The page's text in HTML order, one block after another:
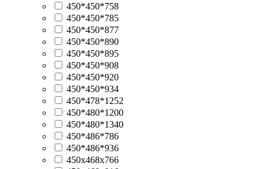
450*450*758
450*450*785
450*450*877
450*450*890
450*450*895
450*450*908
450*450*920
450*450*934
450*478*1252
450*480*1200
450*480*1340
450*486*786
450*486*936
450x468x766